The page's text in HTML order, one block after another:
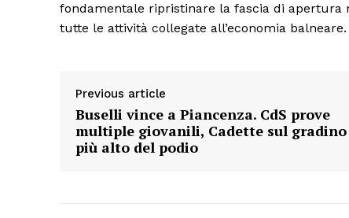
fondamentale ripristinare la fascia di
tutte le attività collegate all’economia balneare.
Previous article
Buselli vince a Piancenza. CdS prove
multiple giovanili, Cadette sul gradino
più alto del podio